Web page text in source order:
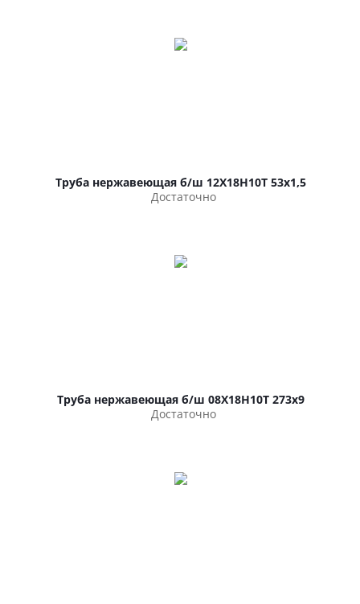
Труба нержавеющая б/ш 12Х18Н10Т 53х1,5
Достаточно
Труба нержавеющая б/ш 08Х18Н10Т 273х9
Достаточно